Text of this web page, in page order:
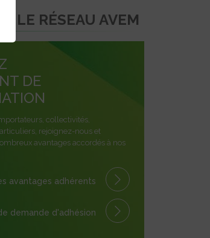
LE RÉSEAU AVEM
DE
collectivités,
rejoignez-nous et
avantages accordés à nos
avantages adhérents
demande d'adhésion